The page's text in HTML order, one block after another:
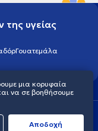
υγείας
Γουατεμάλα
απορρήτου
μια κορυφαία
να σε βοηθήσουμε
Aποδοχή